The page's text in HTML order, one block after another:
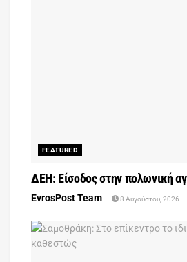
FEATURED
ΔΕΗ: Είσοδος στην πολωνική
EvrosPost Team 8 Αυγούστου, 2026